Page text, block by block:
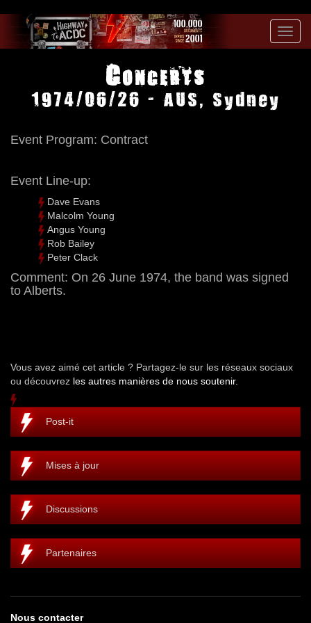
Concerts
1974/06/26 - AUS, Sydney
Event Program: Contract
Event Line-up:
Dave Evans
Malcolm Young
Angus Young
Rob Bailey
Peter Clack
Comment: On 26 June 1974, the band was signed
to Alberts.
Vous avez aimé cet article ? Partagez-le sur les réseaux sociaux
ou découvrez les autres manières de nous soutenir.
Post-it
Mises à jour
Discussions
Partenaires
Nous contacter